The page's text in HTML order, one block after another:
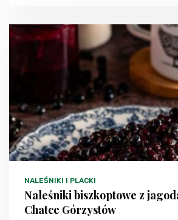
NALEŚNIKI I PLACKI
Naleśniki biszkoptowe z
Chatce Górzystów